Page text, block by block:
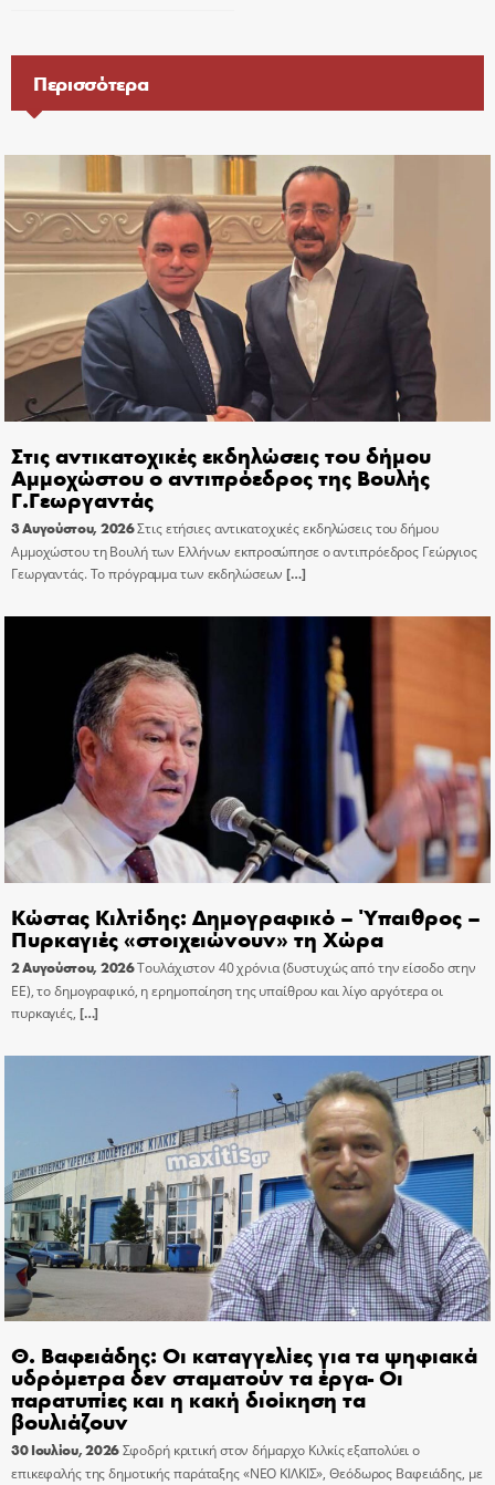
Περισσότερα
Στις αντικατοχικές εκδηλώσεις του δήμου
Αμμοχώστου ο αντιπρόεδρος της Βουλής
Γ.Γεωργαντάς
3 Αυγούστου, 2026Στις ετήσιες αντικατοχικές εκδηλώσεις του δήμου
Αμμοχώστου τη Βουλή των Ελλήνων εκπροσώπησε ο αντιπρόεδρος Γεώργιος
Γεωργαντάς. Το πρόγραμμα των εκδηλώσεων […]
Κώστας Κιλτίδης: Δημογραφικό – Ύπαιθρος –
Πυρκαγιές «στοιχειώνουν» τη Χώρα
2 Αυγούστου, 2026Τουλάχιστον 40 χρόνια (δυστυχώς από την είσοδο στην
ΕΕ), το δημογραφικό, η ερημοποίηση της υπαίθρου και λίγο αργότερα οι
πυρκαγιές, […]
Θ. Βαφειάδης: Οι καταγγελίες για τα ψηφιακά
υδρόμετρα δεν σταματούν τα έργα- Οι
παρατυπίες και η κακή διοίκηση τα
βουλιάζουν
30 Ιουλίου, 2026Σφοδρή κριτική στον δήμαρχο Κιλκίς εξαπολύει ο
επικεφαλής της δημοτικής παράταξης «ΝΕΟ ΚΙΛΚΙΣ», Θεόδωρος Βαφειάδης, με